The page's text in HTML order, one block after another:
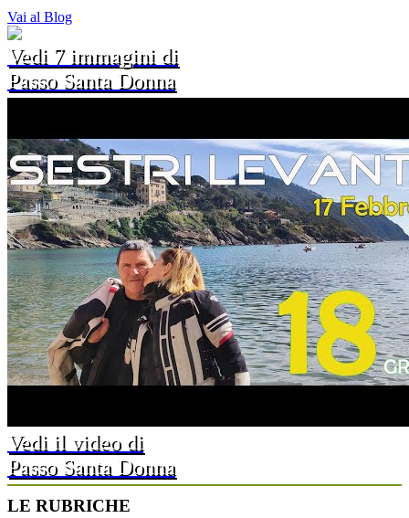
Vai al Blog
Vedi 7 immagini di
Passo Santa Donna
Vedi il video di
Passo Santa Donna
LE RUBRICHE